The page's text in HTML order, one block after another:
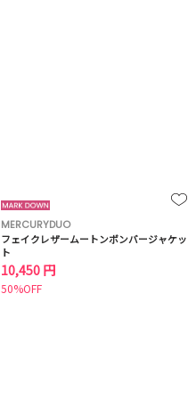
MERCURYDUO
フェイクレザームートンボンバージャケッ
ト
10,450 円
50%OFF